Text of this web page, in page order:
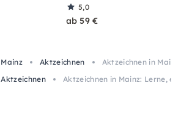
5,0
ab 59 €
Mainz Aktzeichnen
Aktzeichnen in
Aktzeichnen Aktzeichnen in Mainz: Lerne,